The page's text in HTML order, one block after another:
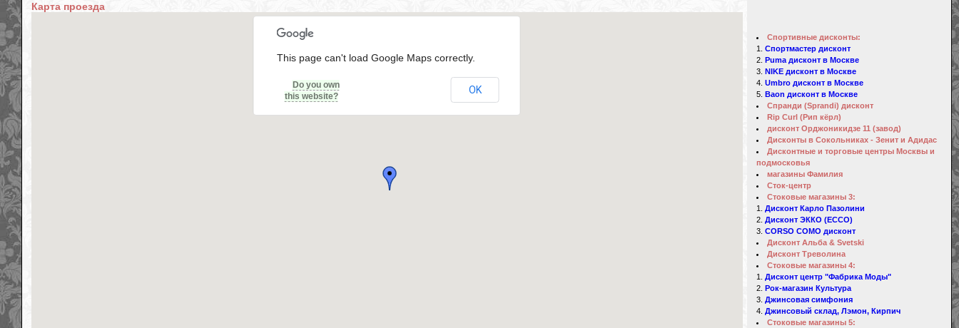
Карта проезда
This page can't load Google Maps correctly.
Do you own
this website?
OK
Спортивные дисконты:
Спортмастер дисконт
Puma дисконт в Москве
NIKE дисконт в Москве
Umbro дисконт в Москве
Baon дисконт в Москве
Спранди (Sprandi) дисконт
Rip Curl (Рип кёрл)
дисконт Орджоникидзе 11 (завод)
Дисконты в Сокольниках - Зенит и Адидас
Дисконтные и торговые центры Москвы и
подмосковья
магазины Фамилия
Сток-центр
Стоковые магазины 3:
Дисконт Карло Пазолини
Дисконт ЭККО (ECCO)
CORSO COMO дисконт
Дисконт Альба & Svetski
Дисконт Треволина
Стоковые магазины 4:
Дисконт центр "Фабрика Моды"
Рок-магазин Культура
Джинсовая симфония
Джинсовый склад, Лэмон, Кирпич
Стоковые магазины 5: